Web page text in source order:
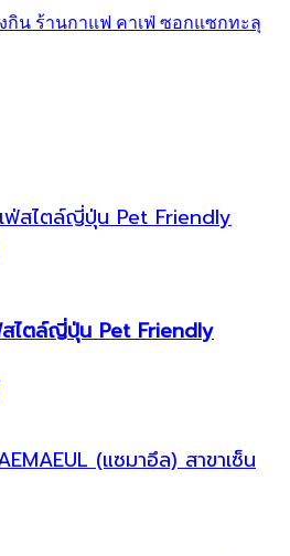
ไตล์ญี่ปุ่น Pet Friendly